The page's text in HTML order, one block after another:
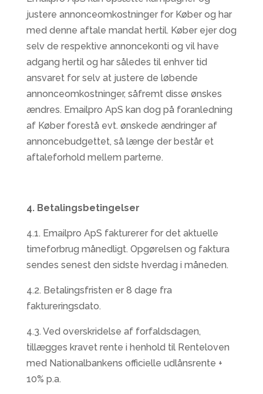
justere annonceomkostninger for Køber og har
med denne aftale mandat hertil. Køber ejer dog
selv de respektive annoncekonti og vil have
adgang hertil og har således til enhver tid
ansvaret for selv at justere de løbende
annonceomkostninger, såfremt disse ønskes
ændres. Emailpro ApS kan dog på foranledning
af Køber forestå evt. ønskede ændringer af
annoncebudgettet, så længe der består et
aftaleforhold mellem parterne.
4. Betalingsbetingelser
4.1. Emailpro ApS fakturerer for det aktuelle
timeforbrug månedligt. Opgørelsen og faktura
sendes senest den sidste hverdag i måneden.
4.2. Betalingsfristen er 8 dage fra
faktureringsdato.
4.3. Ved overskridelse af forfaldsdagen,
tillægges kravet rente i henhold til Renteloven
med Nationalbankens officielle udlånsrente +
10% p.a.